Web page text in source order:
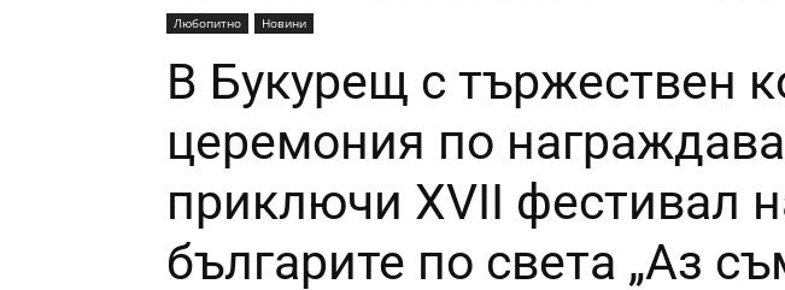
Любопитно Новини
В Букурещ с тържествен
церемония по
приключи XVII фестивал
българите по света „Аз